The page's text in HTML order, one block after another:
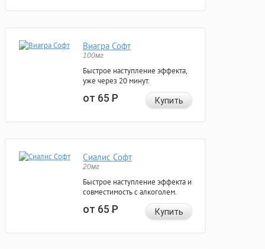
Виагра Софт
100мг
Быстрое наступление эффекта,
уже через 20 минут.
от 65Р Купить
Сиалис Софт
20мг
Быстрое наступление эффекта и
совместимость с алкоголем.
от 65Р Купить